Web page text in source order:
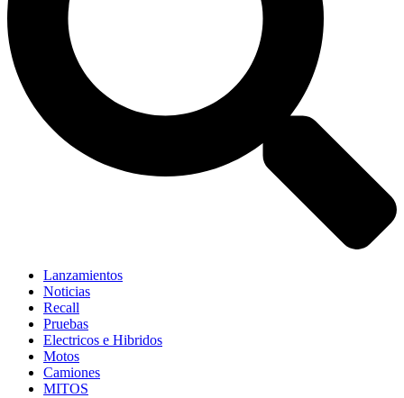
Lanzamientos
Noticias
Recall
Pruebas
Electricos e Hibridos
Motos
Camiones
MITOS